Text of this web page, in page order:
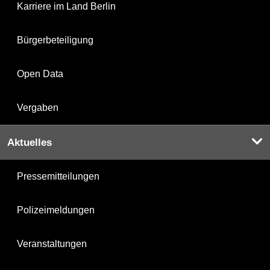
Karriere im Land Berlin
Bürgerbeteiligung
Open Data
Vergaben
Aktuelles
Pressemitteilungen
Polizeimeldungen
Veranstaltungen